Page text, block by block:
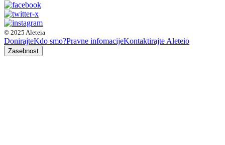
© 2025 Aleteia
DonirajteKdo smo?Pravne infomacijeKontaktirajte Aleteio
Zasebnost